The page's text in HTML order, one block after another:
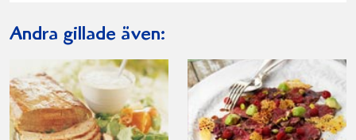
Andra gillade även: